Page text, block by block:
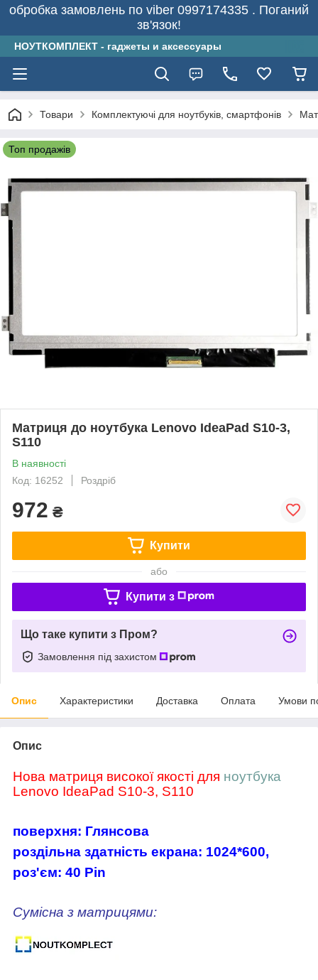
обробка замовлень по viber 0997174335 . Поганий
зв'язок!
НОУТКОМПЛЕКТ - гаджеты и аксессуары
Товари Комплектуючі для ноутбуків, смартфонів
Топ продажів
Матриця до ноутбука Lenovo IdeaPad S10-3,
S110
В наявності
Код: 16252
Роздріб
972 ₴
Купити
або
Купити з
Що таке купити з Пром?
Замовлення під захистом
Опис Характеристики Доставка Оплата Умови
Опис
Нова матриця високої якості для ноутбука
Lenovo IdeaPad S10-3, S110
поверхня: Глянсова
роздільна здатність екрана: 1024*600,
роз'єм: 40 Pin
Сумісна з матрицями: